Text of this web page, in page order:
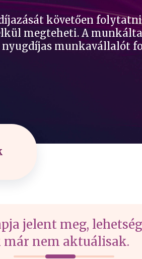
követően
megteheti. A
munkavállalót
jelent meg,
nem aktuálisak.